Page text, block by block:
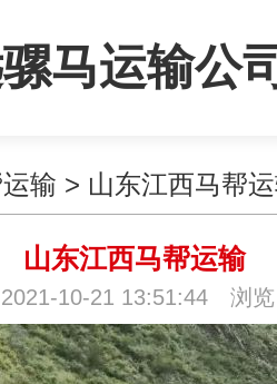
马运输公
输 > 山东江西马帮
山东江西马帮运输
10-21 13:51:44 浏览